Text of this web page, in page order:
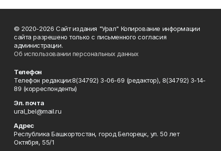
© 2020-2026 Сайт издания "Урал" Копирование информации
сайта разрешено только с письменного согласия
администрации.
Об использовании персональных данных
Телефон
Телефон редакции:8(34792) 3-06-69 (редактор), 8(34792) 3-14-
89 (корреспонденты)
Эл. почта
ural_bel@mail.ru
Адрес
Республика Башкортостан, город Белорецк, ул. 50 лет
Октября, 55/1